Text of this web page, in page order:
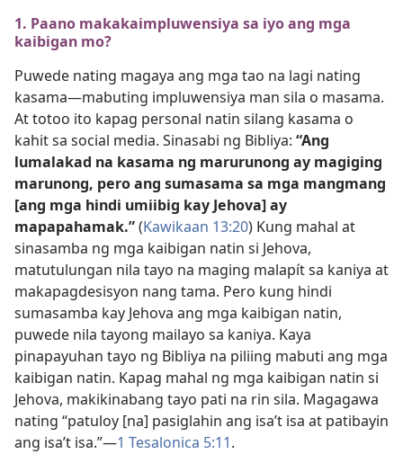
1. Paano makakaimpluwensiya sa iyo ang mga
kaibigan mo?
Puwede nating magaya ang mga tao na lagi nating
kasama​—mabuting impluwensiya man sila o masama.
At totoo ito kapag personal natin silang kasama o
kahit sa social media. Sinasabi ng Bibliya: “Ang
lumalakad na kasama ng marurunong ay magiging
marunong, pero ang sumasama sa mga mangmang
[ang mga hindi umiibig kay Jehova] ay
mapapahamak.”(Kawikaan 13:20) Kung mahal at
sinasamba ng mga kaibigan natin si Jehova,
matutulungan nila tayo na maging malapít sa kaniya at
makapagdesisyon nang tama. Pero kung hindi
sumasamba kay Jehova ang mga kaibigan natin,
puwede nila tayong mailayo sa kaniya. Kaya
pinapayuhan tayo ng Bibliya na piliing mabuti ang mga
kaibigan natin. Kapag mahal ng mga kaibigan natin si
Jehova, makikinabang tayo pati na rin sila. Magagawa
nating “patuloy [na] pasiglahin ang isa’t isa at patibayin
ang isa’t isa.”​—1 Tesalonica 5:11.